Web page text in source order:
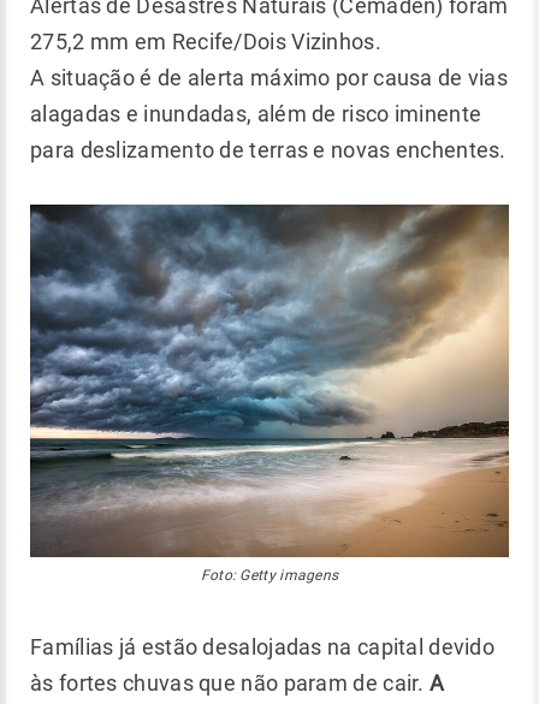
275,2 mm em Recife/Dois Vizinhos.
A situação é de alerta máximo por causa de vias
alagadas e inundadas, além de risco iminente
para deslizamento de terras e novas enchentes.
Foto: Getty imagens
Famílias já estão desalojadas na capital devido
às fortes chuvas que não param de cair. A